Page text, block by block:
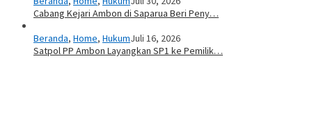
Cabang Kejari Ambon di Saparua Beri Peny…
Beranda, Home, HukumJuli 16, 2026
Satpol PP Ambon Layangkan SP1 ke Pemilik…